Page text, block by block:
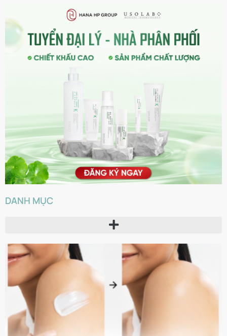
DANH MỤC